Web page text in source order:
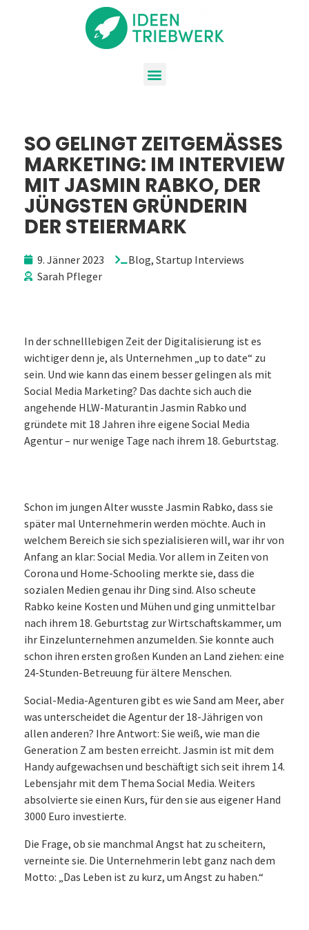
SO GELINGT ZEITGEMÄSSES M
ARKETING: IM INTERVIEW M
IT JASMIN RABKO, DER J
ÜNGSTEN GRÜNDERIN D
ER STEIERMARK
9. Jänner 2023 Blog, Startup Interviews
Sarah Pfleger
In der schnelllebigen Zeit der Digitalisierung ist es
wichtiger denn je, als Unternehmen „up to date“ zu
sein. Und wie kann das einem besser gelingen als mit
Social Media Marketing? Das dachte sich auch die
angehende HLW-Maturantin Jasmin Rabko und
gründete mit 18 Jahren ihre eigene Social Media
Agentur – nur wenige Tage nach ihrem 18. Geburtstag.
Schon im jungen Alter wusste Jasmin Rabko, dass sie
später mal Unternehmerin werden möchte. Auch in
welchem Bereich sie sich spezialisieren will, war ihr von
Anfang an klar: Social Media. Vor allem in Zeiten von
Corona und Home-Schooling merkte sie, dass die
sozialen Medien genau ihr Ding sind. Also scheute
Rabko keine Kosten und Mühen und ging unmittelbar
nach ihrem 18. Geburtstag zur Wirtschaftskammer, um
ihr Einzelunternehmen anzumelden. Sie konnte auch
schon ihren ersten großen Kunden an Land ziehen: eine
24-Stunden-Betreuung für ältere Menschen.
Social-Media-Agenturen gibt es wie Sand am Meer, aber
was unterscheidet die Agentur der 18-Jährigen von
allen anderen? Ihre Antwort: Sie weiß, wie man die
Generation Z am besten erreicht. Jasmin ist mit dem
Handy aufgewachsen und beschäftigt sich seit ihrem 14.
Lebensjahr mit dem Thema Social Media. Weiters
absolvierte sie einen Kurs, für den sie aus eigener Hand
3000 Euro investierte.
Die Frage, ob sie manchmal Angst hat zu scheitern,
verneinte sie. Die Unternehmerin lebt ganz nach dem
Motto: „Das Leben ist zu kurz, um Angst zu haben.“